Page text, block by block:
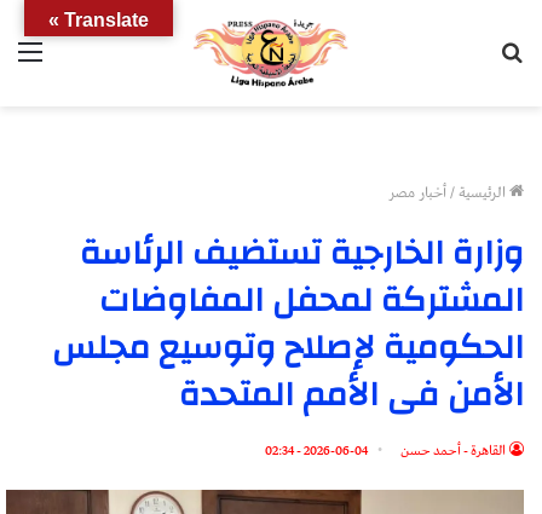
الرئيسية/أخبار مصر
وزارة الخارجية تستضيف الرئاسة
المشتركة لمحفل المفاوضات
الحكومية لإصلاح وتوسيع مجلس
الأمن فى الأمم المتحدة
القاهرة - أحمد حسن 2026-06-04 - 02:34
Translate »